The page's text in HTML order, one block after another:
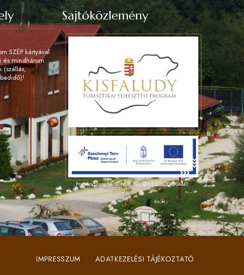
SZÉP kártyával
és mindhárom
(szállás,
Sajtóközlemény
Projektazonosító: GINOP_PLUSZ-1.2.2-22-2022-04441
IMPRESSZUM ADATKEZELÉSI TÁJÉKOZTATÓ